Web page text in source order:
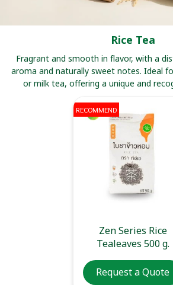
Rice Tea
Fragrant and smooth in flavor, with a
aroma and naturally sweet notes. Ideal
or milk tea, offering a unique and
RECOMMEND
Zen Series Rice
Tealeaves 500 g.
Request a Quote